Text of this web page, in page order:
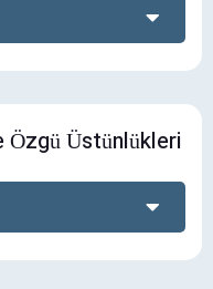
Özgü Üstünlükleri